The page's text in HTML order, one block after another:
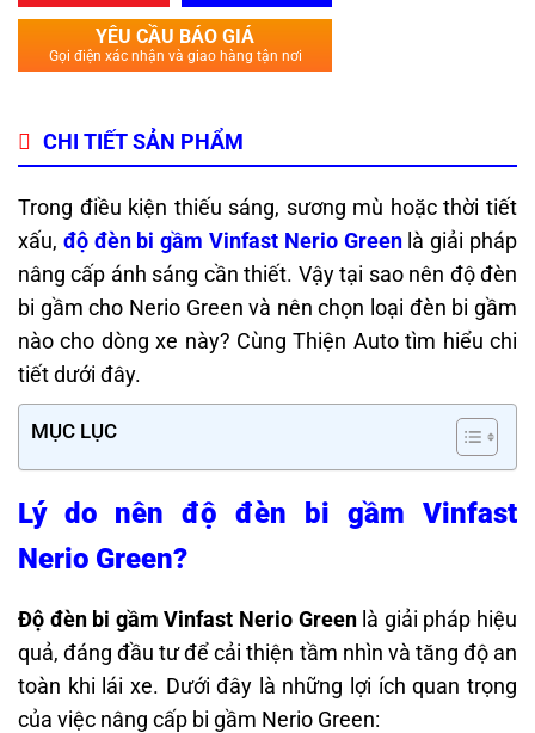
YÊU CẦU BÁO GIÁ
Gọi điện xác nhận và giao hàng tận nơi
CHI TIẾT SẢN PHẨM
Trong điều kiện thiếu sáng, sương mù hoặc thời tiết
xấu, độ đèn bi gầm Vinfast Nerio Greenlà giải pháp
nâng cấp ánh sáng cần thiết. Vậy tại sao nên độ đèn
bi gầm cho Nerio Green và nên chọn loại đèn bi gầm
nào cho dòng xe này? Cùng Thiện Auto tìm hiểu chi
tiết dưới đây.
MỤC LỤC
Lý do nên độ đèn bi gầm Vinfast
Nerio Green?
Độ đèn bi gầm Vinfast Nerio Greenlà giải pháp hiệu
quả, đáng đầu tư để cải thiện tầm nhìn và tăng độ an
toàn khi lái xe. Dưới đây là những lợi ích quan trọng
của việc nâng cấp bi gầm Nerio Green: